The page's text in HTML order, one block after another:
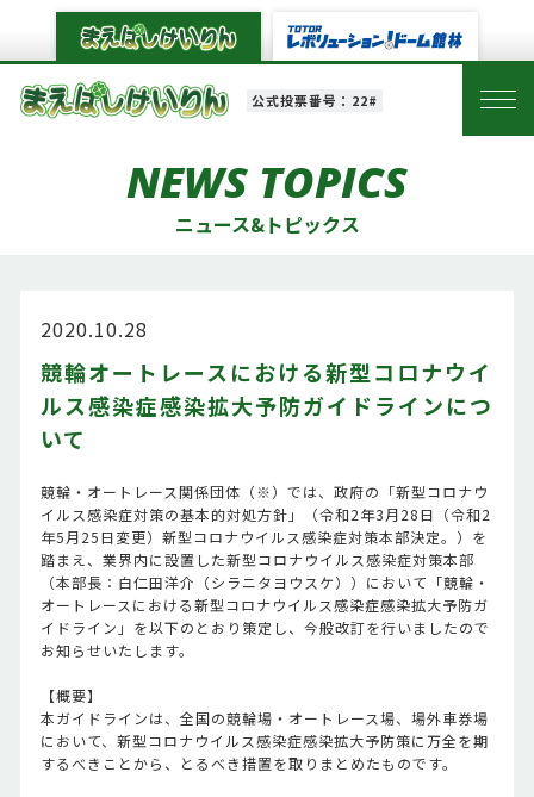
公式投票番号：22#
NEWS TOPICS
ニュース&トピックス
2020.10.28
競輪オートレースにおける新型コロナウイ
ルス感染症感染拡大予防ガイドラインにつ
いて
競輪・オートレース関係団体（※）では、政府の「新型コロナウ
イルス感染症対策の基本的対処方針」（令和2年3月28日（令和2
年5月25日変更）新型コロナウイルス感染症対策本部決定。）を
踏まえ、業界内に設置した新型コロナウイルス感染症対策本部
（本部長：白仁田洋介（シラニタヨウスケ））において「競輪・
オートレースにおける新型コロナウイルス感染症感染拡大予防ガ
イドライン」を以下のとおり策定し、今般改訂を行いましたので
お知らせいたします。
【概要】
本ガイドラインは、全国の競輪場・オートレース場、場外車券場
において、新型コロナウイルス感染症感染拡大予防策に万全を期
するべきことから、とるべき措置を取りまとめたものです。